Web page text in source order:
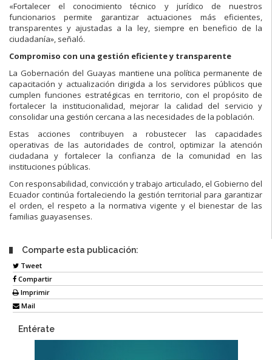
«Fortalecer el conocimiento técnico y jurídico de nuestros
funcionarios permite garantizar actuaciones más eficientes,
transparentes y ajustadas a la ley, siempre en beneficio de la
ciudadanía», señaló.
Compromiso con una gestión eficiente y transparente
La Gobernación del Guayas mantiene una política permanente de
capacitación y actualización dirigida a los servidores públicos que
cumplen funciones estratégicas en territorio, con el propósito de
fortalecer la institucionalidad, mejorar la calidad del servicio y
consolidar una gestión cercana a las necesidades de la población.
Estas acciones contribuyen a robustecer las capacidades
operativas de las autoridades de control, optimizar la atención
ciudadana y fortalecer la confianza de la comunidad en las
instituciones públicas.
Con responsabilidad, convicción y trabajo articulado, el Gobierno del
Ecuador continúa fortaleciendo la gestión territorial para garantizar
el orden, el respeto a la normativa vigente y el bienestar de las
familias guayasenses.
Comparte esta publicación:
Tweet
Compartir
Imprimir
Mail
Entérate